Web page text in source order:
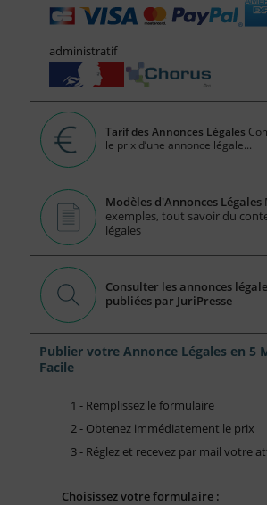
administratif
Tarif des Annonces Légales
le prix d’une annonce légale...
Modèles d'Annonces Légales
exemples, tout savoir du
légales
Consulter les annonces
publiées par JuriPresse
Publier votre Annonce Légales en 5
Facile
1 - Remplissez le formulaire
2 - Obtenez immédiatement le prix
3 - Réglez et recevez par mail votre
Choisissez votre formulaire :